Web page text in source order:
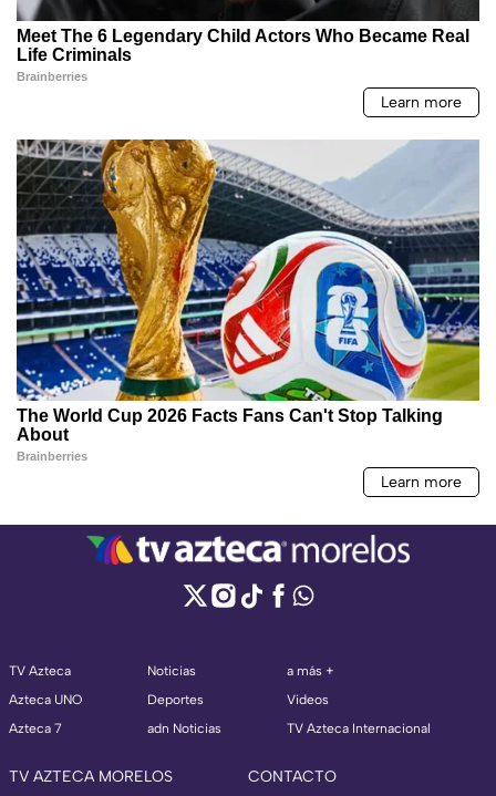
TV Azteca
Azteca UNO
Azteca 7
Noticias
Deportes
adn Noticias
a más +
Videos
TV Azteca Internacional
TV AZTECA MORELOS CONTACTO